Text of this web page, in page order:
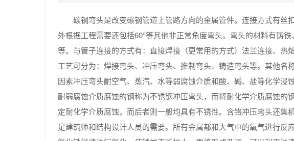
碳钢弯头是改变碳钢管道上管路方向的金属管件。连接方式有丝
外根据工程需要还包括60°等其他非正常角度弯头。弯头的材料有铸
等。与管子连接的方式有：直接焊接（更常用的方式）法兰连接、
工艺可分为：焊接弯头、冲压弯头、推制弯头、铸造弯头等。其他名
因素冲压弯头耐空气、蒸汽、水等弱腐蚀介质和酸、碱、盐等化学
耐弱腐蚀介质腐蚀的钢称为不锈钢冲压弯头，而将耐化学介质腐蚀
定耐化学介质腐蚀，而后者则一般均具有不锈性。含铬冲压弯头还
足建筑师和结构设计人员的需要。所有金属都和大气中的氧气进行